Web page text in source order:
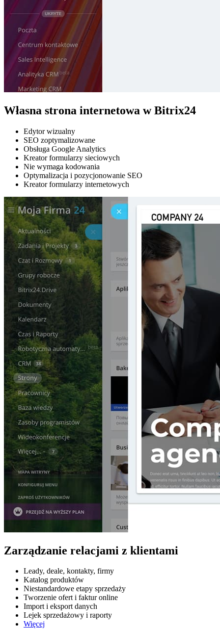
Własna strona internetowa w Bitrix24
Edytor wizualny
SEO zoptymalizowane
Obsługa Google Analytics
Kreator formularzy sieciowych
Nie wymaga kodowania
Optymalizacja i pozycjonowanie SEO
Kreator formularzy internetowych
Zarządzanie relacjami z klientami
Leady, deale, kontakty, firmy
Katalog produktów
Niestandardowe etapy sprzedaży
Tworzenie ofert i faktur online
Import i eksport danych
Lejek sprzedażowy i raporty
Więcej